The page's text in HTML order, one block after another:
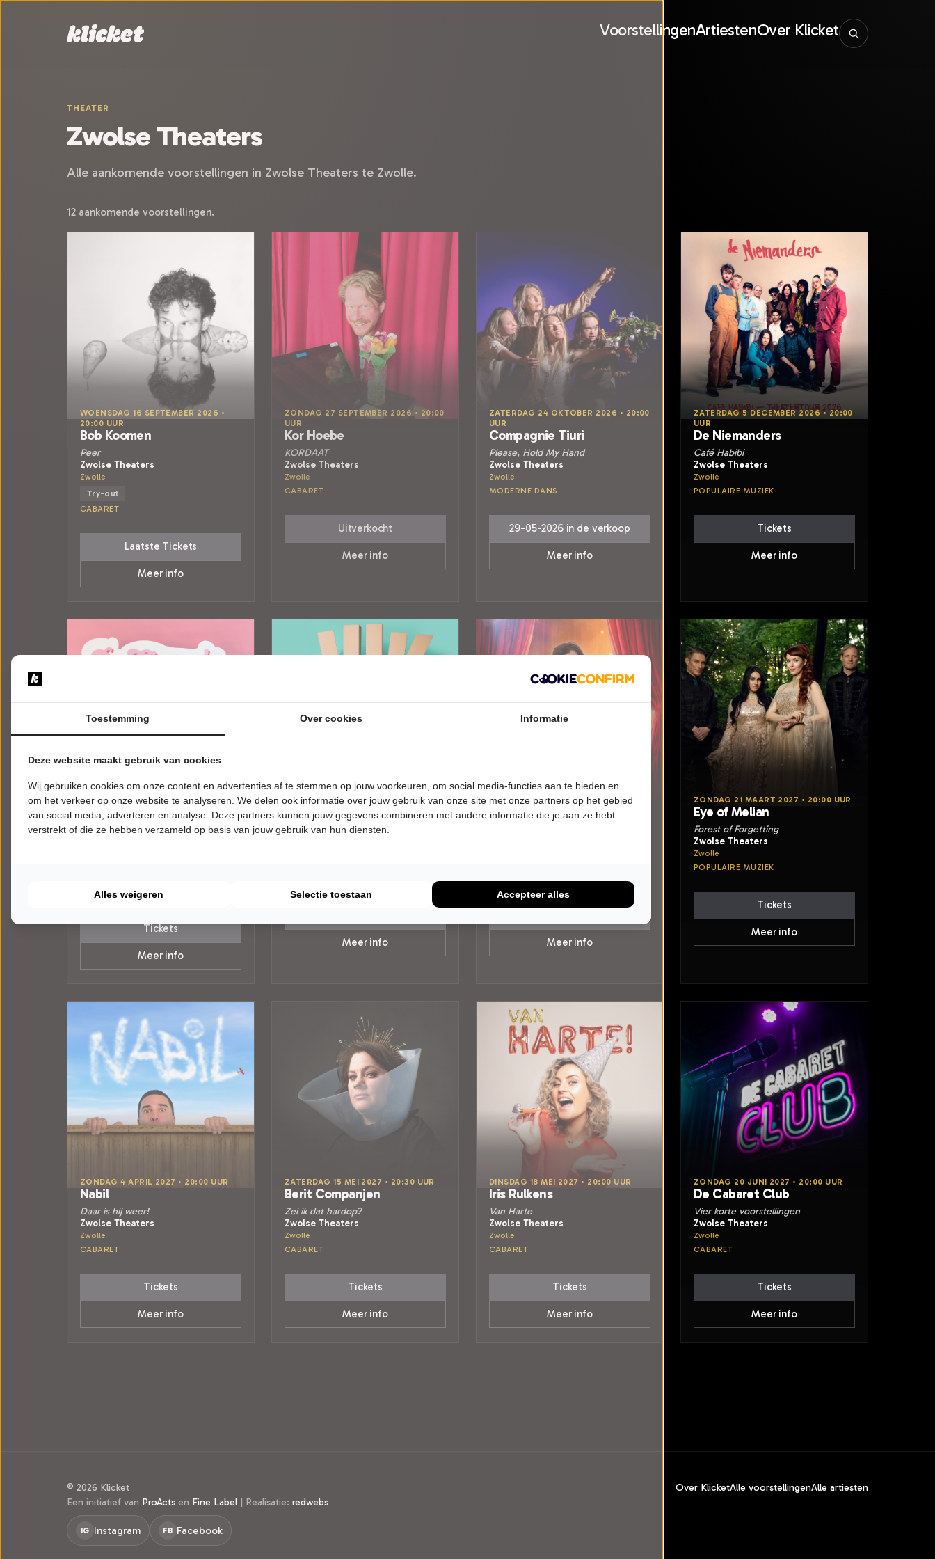
VoorstellingenArtiestenOver Klicket
THEATER
Zwolse Theaters
Alle aankomende voorstellingen in Zwolse Theaters te Zwolle.
12 aankomende voorstellingen.
WOENSDAG 16 SEPTEMBER 2026 •
20:00 UUR
Bob Koomen
Peer
Zwolse Theaters
Zwolle
Try-out
CABARET
Laatste Tickets
Meer info
ZONDAG 27 SEPTEMBER 2026 • 20:00
UUR
Kor Hoebe
KORDAAT
Zwolse Theaters
Zwolle
CABARET
Uitverkocht
Meer info
ZATERDAG 24 OKTOBER 2026 • 20:00
UUR
Compagnie Tiuri
Please, Hold My Hand
Zwolse Theaters
Zwolle
MODERNE DANS
29-05-2026 in de verkoop
Meer info
ZATERDAG 5 DECEMBER 2026 • 20:00
UUR
De Niemanders
Café Habibi
Zwolse Theaters
Zwolle
POPULAIRE MUZIEK
Tickets
Meer info
MAANDAG 7 DECEMBER 2026 • 19:30
UUR
De Gierende Hormonen
Show
Zwolse Theaters
ALGEMEEN
Tickets
Meer info
DONDERDAG 7 JANUARI 2027 • 20:30
Jeroens Clan
Zwolle
Meer info
WOENSDAG 27 JANUARI 2027 • 15:30
UUR
Steven Kazàn
Zwolle
Meer info
ZONDAG 21 MAART 2027 • 20:00 UUR
Eye of Melian
Forest of Forgetting
Zwolse Theaters
Zwolle
POPULAIRE MUZIEK
Tickets
Meer info
ZONDAG 4 APRIL 2027 • 20:00 UUR
Nabil
Daar is hij weer!
Zwolse Theaters
Zwolle
CABARET
Tickets
Meer info
ZATERDAG 15 MEI 2027 • 20:30 UUR
Berit Companjen
Zei ik dat hardop?
Zwolse Theaters
Zwolle
CABARET
Tickets
Meer info
DINSDAG 18 MEI 2027 • 20:00 UUR
Iris Rulkens
Van Harte
Zwolse Theaters
Zwolle
CABARET
Tickets
Meer info
ZONDAG 20 JUNI 2027 • 20:00 UUR
De Cabaret Club
Vier korte voorstellingen
Zwolse Theaters
Zwolle
CABARET
Tickets
Meer info
© 2026 Klicket
Een initiatief van ProActs en Fine Label | Realisatie: redwebs
IG Instagram FB Facebook
Over KlicketAlle voorstellingenAlle artiesten
Toestemming Over cookies Informatie
Deze website maakt gebruik van cookies
Wij gebruiken cookies om onze content en advertenties af te stemmen op jouw voorkeuren, om social media-functies aan te bieden en
om het verkeer op onze website te analyseren. We delen ook informatie over jouw gebruik van onze site met onze partners op het gebied
van social media, adverteren en analyse. Deze partners kunnen jouw gegevens combineren met andere informatie die je aan ze hebt
verstrekt of die ze hebben verzameld op basis van jouw gebruik van hun diensten.
Alles weigeren Selectie toestaan Accepteer alles